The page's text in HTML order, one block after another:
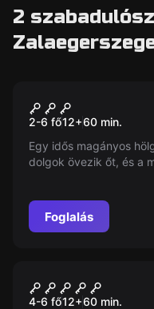
2
Mary Loft
2-6 fő12+60 min.
Egy idős magányos
dolgok övezik őt, és a
Foglalás
A 317-es ügy
4-6 fő12+60 min.